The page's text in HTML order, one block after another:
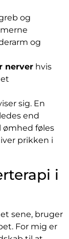
og
og
nerver hvis
sig. En
end
ømhed føles
prikken i
i
sene, bruger
For mig er